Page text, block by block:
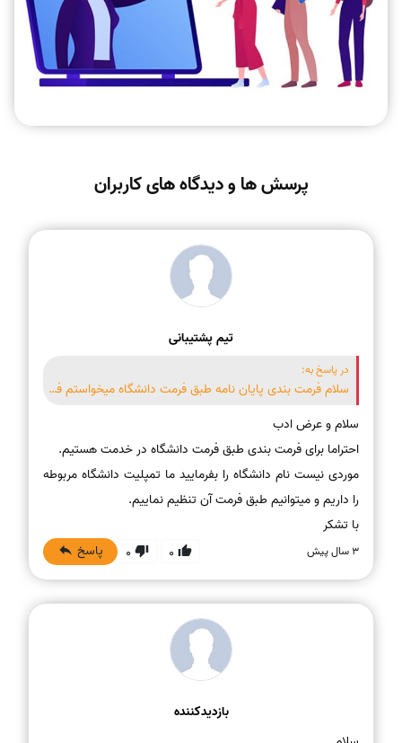
پرسش ها و دیدگاه های کاربران
تیم پشتیبانی
در پاسخ به:
سلام فرمت بندی پایان نامه طبق فرمت دانشگاه میخواستم فقط فرمت دانشگاه ندارم شما دارید؟
موردی نیست نام دانشگاه را بفرمایید ما تمپلیت دانشگاه مربوطه
با تشکر
3 سال پیش 0
0 پاسخ
بازدیدکننده